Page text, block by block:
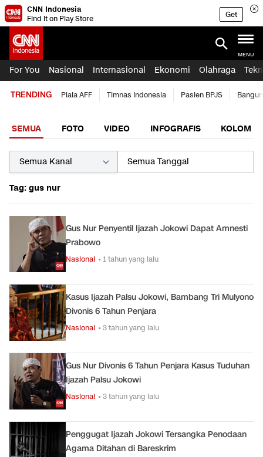
CNN Indonesia
Find it on Play Store
Get
MENU
For You Nasional Internasional Ekonomi Olahraga
TRENDING Piala AFF Timnas Indonesia Pasien BPJS
SEMUA FOTO VIDEO INFOGRAFIS KOLOM
Tag: gus nur
Gus Nur Penyentil Ijazah Jokowi Dapat Amnesti
Prabowo
Nasional • 1 tahun yang lalu
Kasus Ijazah Palsu Jokowi, Bambang Tri Mulyono
Divonis 6 Tahun Penjara
Nasional • 3 tahun yang lalu
Gus Nur Divonis 6 Tahun Penjara Kasus Tuduhan
Ijazah Palsu Jokowi
Nasional • 3 tahun yang lalu
Penggugat Ijazah Jokowi Tersangka Penodaan
Agama Ditahan di Bareskrim